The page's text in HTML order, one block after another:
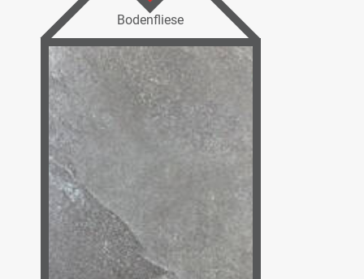
Bodenfliese